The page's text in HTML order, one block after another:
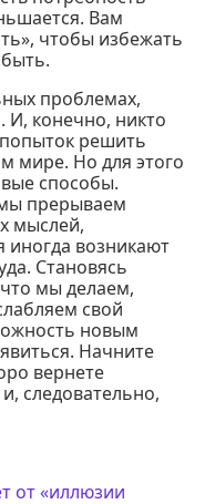
Вам
чтобы избежать
проблемах,
конечно, никто
решить
мире. Но для этого
способы.
прерываем
мыслей,
иногда возникают
Становясь
мы делаем,
свой
новым
Начните
вернете
следовательно,
от «иллюзии